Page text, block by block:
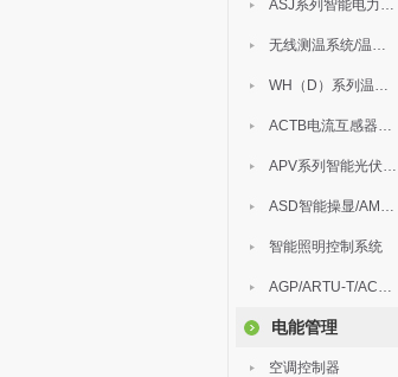
ASJ系列智能电力继电器
无线测温系统/温度巡检
WH（D）系列温湿度控制器
ACTB电流互感器过电压保护器
APV系列智能光伏汇流箱
ASD智能操显/AM中压保护
智能照明控制系统
AGP/ARTU-T/ACM/ADDC
电能管理
空调控制器